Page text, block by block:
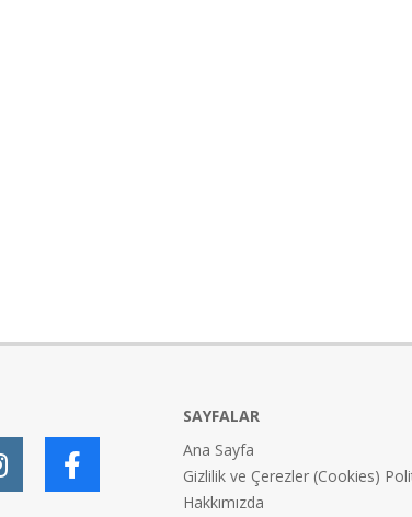
SAYFALAR
Ana Sayfa
Gizlilik ve Çerezler (Cookies)
Hakkımızda